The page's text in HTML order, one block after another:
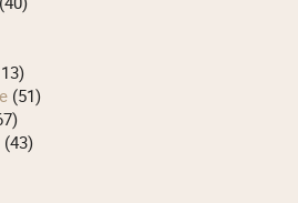
(51)
(43)